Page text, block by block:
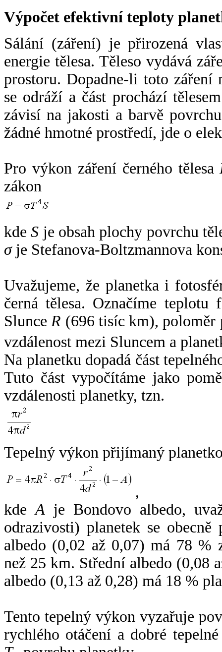
Výpočet efektivní teploty
Sálání (záření) je přirozená
energie tělesa. Těleso vydává
prostoru. Dopadne-li toto záření
se odráží a část prochází
závisí na jakosti a barvě
žádné hmotné prostředí, jde o
Pro výkon záření černého tělesa
zákon
kdeS je obsah plochy povrchu
σje Stefanova-Boltzmannova
Uvažujeme, že planetka i
černá tělesa. Označíme
SlunceR (696 tisíc km),
vzdálenost mezi Sluncem a
Na planetku dopadá část
Tuto část vypočítáme jako
vzdálenosti planetky, tzn.
Tepelný výkon přijímaný
,
kdeA je Bondovo albedo,
odrazivosti) planetek se
albedo (0,02 až 0,07) má 78 %
než 25 km. Střední albedo (0,08
albedo (0,13 až 0,28) má 18 %
Tento tepelný výkon vyzařuje
rychlého otáčení a dobré